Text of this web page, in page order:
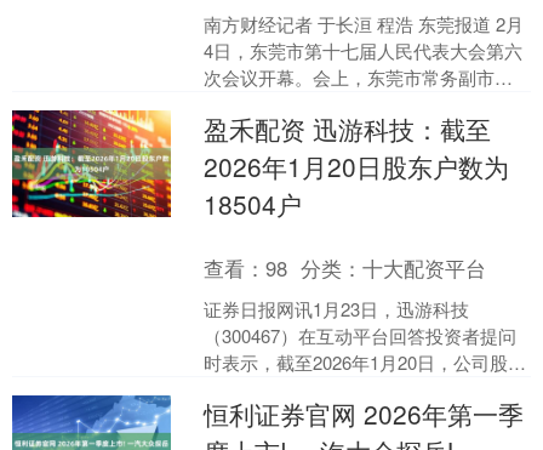
南方财经记者 于长洹 程浩 东莞报道 2月
4日，东莞市第十七届人民代表大会第六
次会议开幕。会上，东莞市常务副市长
府工作报告”....
盈禾配资 迅游科技：截至
2026年1月20日股东户数为
18504户
查看：98 分类：十大配资平台
证券日报网讯1月23日，迅游科技
（300467）在互动平台回答投资者提问
时表示，截至2026年1月20日，公司股东
恒利证券官网 2026年第一季